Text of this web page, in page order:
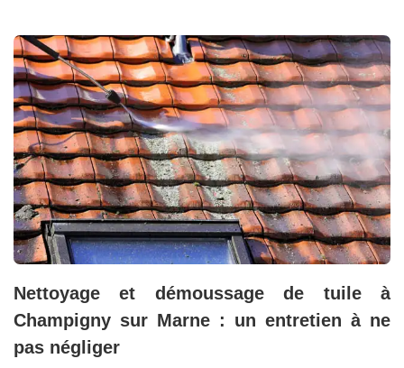
Nettoyage et démoussage de tuile à
Champigny sur Marne : un entretien à ne
pas négliger